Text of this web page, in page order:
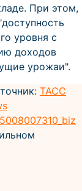
При этом,
уровня с
доходов
урожаи".
ТАСС